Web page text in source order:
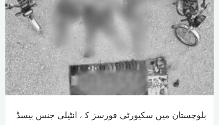
بلوچستان میں سکیورٹی فورسز کے انٹیلی جنس بیسڈ